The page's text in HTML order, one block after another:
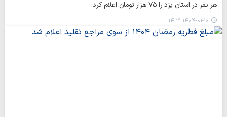
هر نفر در استان یزد را ۷۵ هزار تومان اعلام کرد.
۱۴۰۴-۰۱-۱۰ ۱۴:۲۱